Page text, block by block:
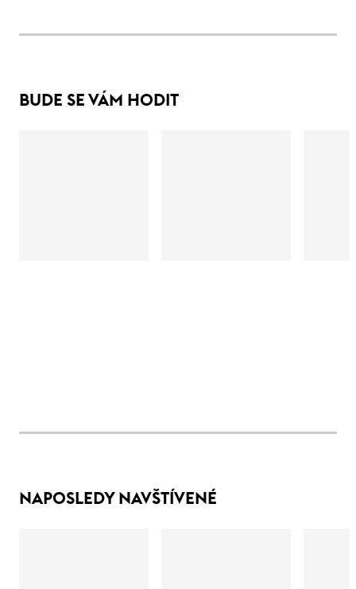
BUDE SE VÁM HODIT
NAPOSLEDY NAVŠTÍVENÉ